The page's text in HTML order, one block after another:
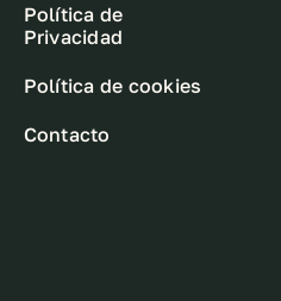
Política de
Privacidad
Política de cookies
Contacto